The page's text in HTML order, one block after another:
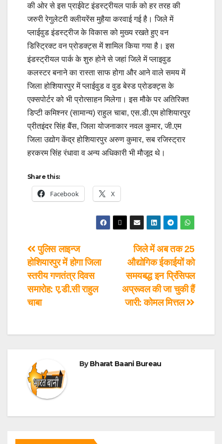
की ओर से इस प्राईवेट इंडस्ट्रीयल पार्क को हर तरह की
जरुरी रेगुलेटरी क्लीयरेंस मुहैया करवाई गई है। जिले में
प्लाईवुड इंडस्ट्रीज के विकास को मुख्य रखते हुए वन
डिस्ट्रिक्ट वन प्रोडक्ट्स में शामिल किया गया है। इस
इंडस्ट्रीयल पार्क के शुरु होने से जहां जिले में प्लाइवुड
कलस्टर बनाने का रास्ता साफ होगा और आने वाले समय में
जिला होशियारपुर में प्लाईवुड व वुड बेस्ड प्रोडक्ट्स के
एक्सपोर्टर को भी प्रोत्साहन मिलेगा। इस मौके पर अतिरिक्त
डिप्टी कमिश्नर (सामान्य) राहुल चाबा, एस.डी.एम होशियारपुर
प्रीतइंदर सिंह बैंस, जिला योजनाकार नवल कुमार, जी.एम
जिला उद्योग केंद्र होशियारपुर अरुण कुमार, सब रजिस्ट्रार
हरकरम सिंह रंधावा व अन्य अधिकारी भी मौजूद थे।
Share this:
Facebook X
जिले में अब तक 25
औद्योगिक ईकाईयों को
समयबद्ध इन प्रिंसिपल
अप्रूवल की जा चुकी हैं
जारी: कोमल मित्तल
पुलिस लाइन्ज
होशियारपुर में होगा जिला
स्तरीय गणतंत्र दिवस
समारोह: ए.डी.सी राहुल
चाबा
ByBharat Baani Bureau